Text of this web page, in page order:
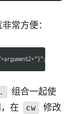
常方便：
.
组合一起使
在 cw
修改